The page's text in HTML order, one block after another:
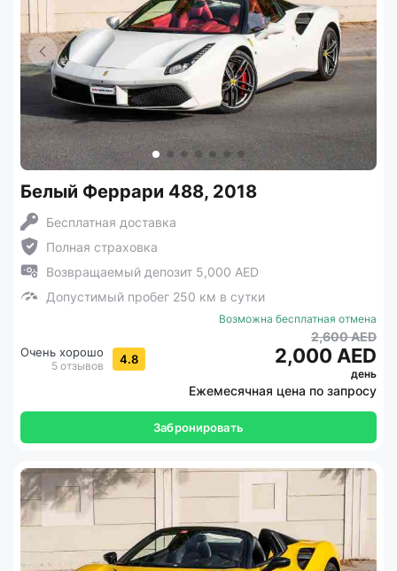
Белый Феррари 488, 2018
Бесплатная доставка
Полная страховка
Возвращаемый депозит 5,000 AED
Допустимый пробег 250 км в сутки
Очень хорошо
5 отзывов 4.8
Возможна бесплатная отмена
2,600 AED
2,000 AED
день
Ежемесячная цена по запросу
Забронировать